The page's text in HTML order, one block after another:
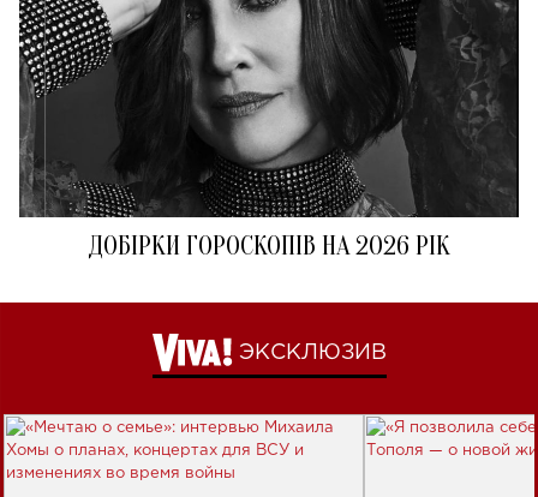
ДОБІРКИ ГОРОСКОПІВ НА 2026 РІК
ЭКСКЛЮЗИВ